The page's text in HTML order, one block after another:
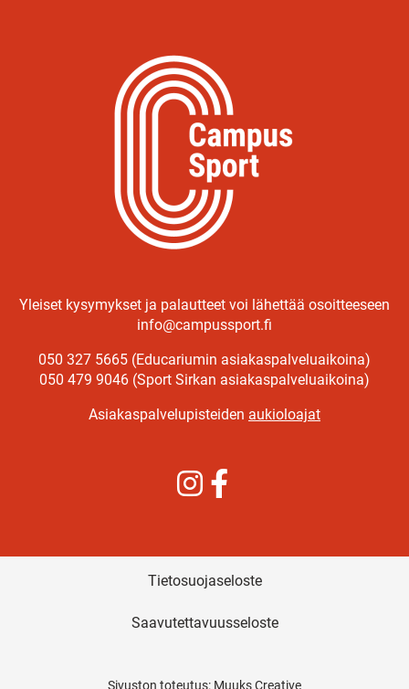
Yleiset kysymykset ja palautteet voi lähettää osoitteeseen
info@campussport.fi
050 327 5665 (Educariumin asiakaspalveluaikoina)
050 479 9046 (Sport Sirkan asiakaspalveluaikoina)
Asiakaspalvelupisteiden aukioloajat
Instagram
Tietosuojaseloste
Saavutettavuusseloste
Sivuston toteutus: Muuks Creative